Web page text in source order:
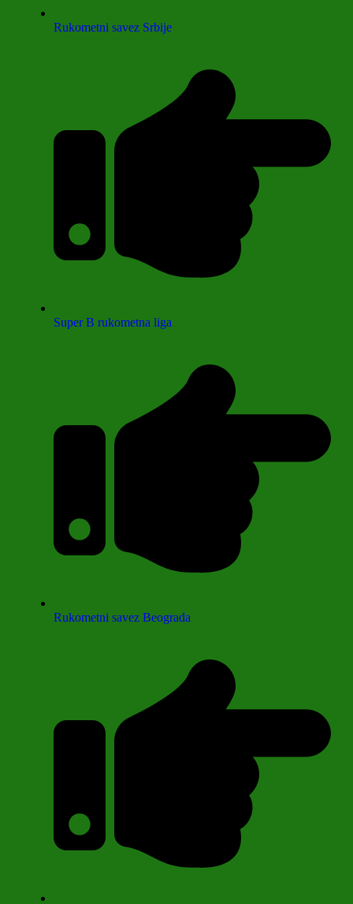
Rukometni savez Srbije
Super B rukometna liga
Rukometni savez Beograda